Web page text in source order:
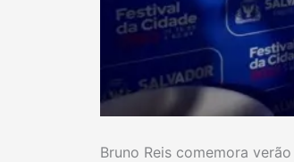
Bruno Reis comemora